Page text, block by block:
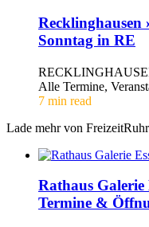
Recklinghausen
Sonntag in RE
Alle Termine,
7 min read
Lade mehr von FreizeitRuhr
Rathaus
Termine &